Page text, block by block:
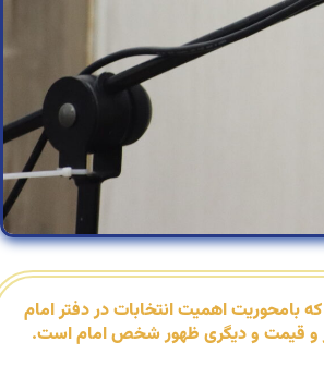
اهمیت انتخابات در دفتر امام
و قیمت و دیگری ظهور شخص امام است.